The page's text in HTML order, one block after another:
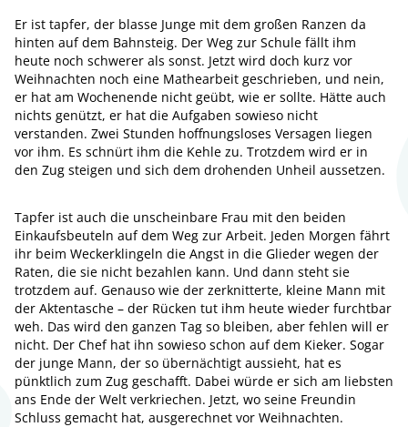
Er ist tapfer, der blasse Junge mit dem großen Ranzen da
hinten auf dem Bahnsteig. Der Weg zur Schule fällt ihm
heute noch schwerer als sonst. Jetzt wird doch kurz vor
Weihnachten noch eine Mathearbeit geschrieben, und nein,
er hat am Wochenende nicht geübt, wie er sollte. Hätte auch
nichts genützt, er hat die Aufgaben sowieso nicht
verstanden. Zwei Stunden hoffnungsloses Versagen liegen
vor ihm. Es schnürt ihm die Kehle zu. Trotzdem wird er in
den Zug steigen und sich dem drohenden Unheil aussetzen.
Tapfer ist auch die unscheinbare Frau mit den beiden
Einkaufsbeuteln auf dem Weg zur Arbeit. Jeden Morgen fährt
ihr beim Weckerklingeln die Angst in die Glieder wegen der
Raten, die sie nicht bezahlen kann. Und dann steht sie
trotzdem auf. Genauso wie der zerknitterte, kleine Mann mit
der Aktentasche – der Rücken tut ihm heute wieder furchtbar
weh. Das wird den ganzen Tag so bleiben, aber fehlen will er
nicht. Der Chef hat ihn sowieso schon auf dem Kieker. Sogar
der junge Mann, der so übernächtigt aussieht, hat es
pünktlich zum Zug geschafft. Dabei würde er sich am liebsten
ans Ende der Welt verkriechen. Jetzt, wo seine Freundin
Schluss gemacht hat, ausgerechnet vor Weihnachten.